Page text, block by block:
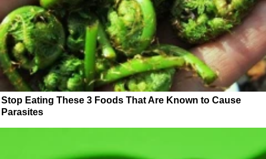
Stop Eating These 3 Foods That Are Known to Cause
Parasites